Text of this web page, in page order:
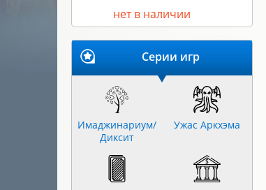
нет в наличии
Серии игр
Имаджинариум/
Диксит
Ужас Аркхэма